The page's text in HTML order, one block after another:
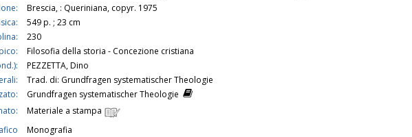
Brescia, : Queriniana, copyr. 1975
549 p. ; 23 cm
230
Filosofia della storia - Concezione cristiana
PEZZETTA, Dino
Trad. di: Grundfragen systematischer Theologie
Grundfragen systematischer Theologie
Materiale a stampa
Monografia